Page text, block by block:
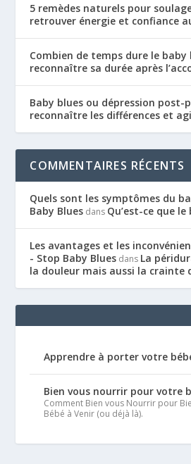
5 remèdes naturels pour
retrouver énergie et confiance
Combien de temps dure le
reconnaître sa durée après
Baby blues ou dépression
reconnaître les différences et
COMMENTAIRES RÉCENTS
Quels sont les symptômes du
Baby Blues dans Qu’est-ce que
Les avantages et les
- Stop Baby Blues dans La
la douleur mais aussi la crainte
Apprendre à porter votre
Bien vous nourrir pour votre
Comment Bien vous Nourrir pour
Bébé à Venir (ou déjà là).